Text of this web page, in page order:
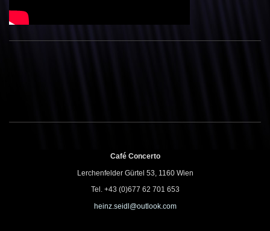
Café Concerto
Lerchenfelder Gürtel 53, 1160 Wien
Tel. +43 (0)677 62 701 653
heinz.seidl@outlook.com